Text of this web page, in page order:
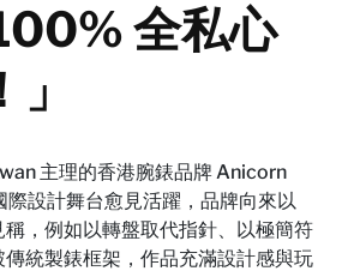
全私心
主理的香港腕錶品牌 Anicorn
設計舞台愈見活躍，品牌向來以
，例如以轉盤取代指針、以極簡符
統製錶框架，作品充滿設計感與玩